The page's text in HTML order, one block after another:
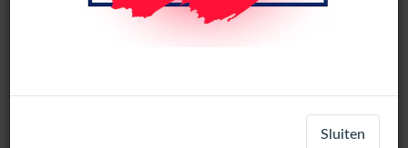
Moto G45 + 1
Motorola Moto G34 / G45 LCD Scherm
Sluiten